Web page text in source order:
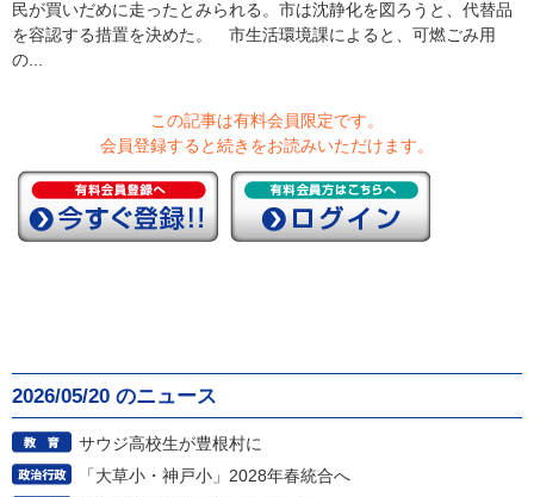
民が買いだめに走ったとみられる。市は沈静化を図ろうと、代替品
を容認する措置を決めた。 市生活環境課によると、可燃ごみ用
の...
この記事は有料会員限定です。
会員登録すると続きをお読みいただけます。
2026/05/20 のニュース
サウジ高校生が豊根村に
「大草小・神戸小」2028年春統合へ